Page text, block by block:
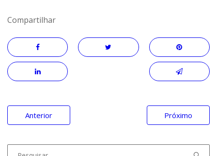
Compartilhar
Navegação
de
Anterior Próximo